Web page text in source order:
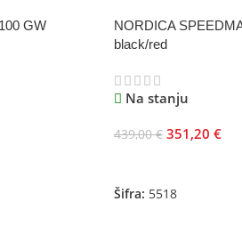
GW
NORDICA
black/red
Na stanju
439,00€ 351,20 €
Šifra: 5518